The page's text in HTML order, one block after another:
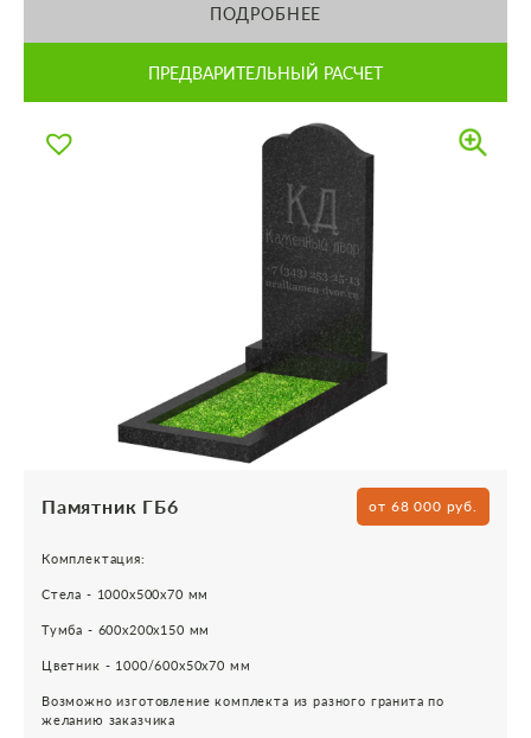
ПОДРОБНЕЕ
ПРЕДВАРИТЕЛЬНЫЙ РАСЧЕТ
Памятник ГБ6 от 68 000 руб.
Комплектация:
Стела - 1000х500х70 мм
Тумба - 600х200х150 мм
Цветник - 1000/600х50х70 мм
Возможно изготовление комплекта из разного гранита по
желанию заказчика